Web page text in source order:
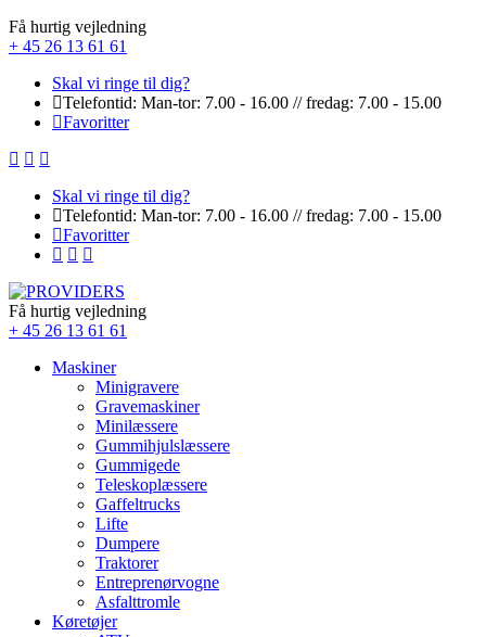
Få hurtig vejledning
+ 45 26 13 61 61
Skal vi ringe til dig?
Telefontid: Man-tor: 7.00 - 16.00 // fredag: 7.00 - 15.00
Favoritter
Skal vi ringe til dig?
Telefontid: Man-tor: 7.00 - 16.00 // fredag: 7.00 - 15.00
Favoritter
Få hurtig vejledning
+ 45 26 13 61 61
Maskiner
Minigravere
Gravemaskiner
Minilæssere
Gummihjulslæssere
Gummigede
Teleskoplæssere
Gaffeltrucks
Lifte
Dumpere
Traktorer
Entreprenørvogne
Asfalttromle
Køretøjer